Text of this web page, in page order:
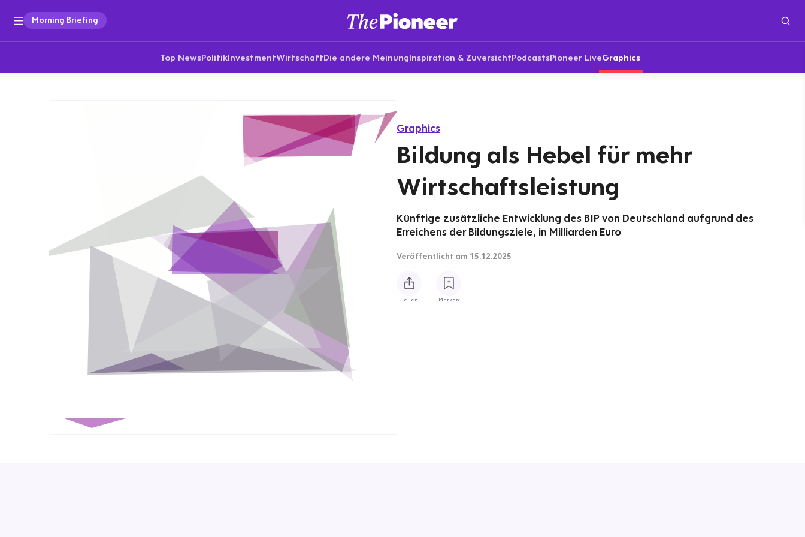
Morning Briefing
Top NewsPolitikInvestmentWirtschaftDie andere MeinungInspiration & ZuversichtPodcastsPioneer LiveGraphics
Graphics
Bildung als Hebel für mehr
Wirtschaftsleistung
Künftige zusätzliche Entwicklung des BIP von Deutschland aufgrund des
Erreichens der Bildungsziele, in Milliarden Euro
Veröffentlicht am 15.12.2025
Teilen Merken